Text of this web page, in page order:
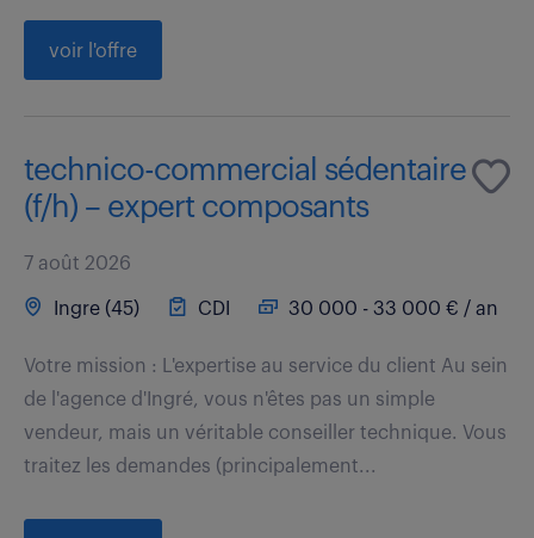
voir l'offre
technico-commercial sédentaire
(f/h) – expert composants
7 août 2026
Ingre (45) CDI 30 000 - 33 000 € / an
Votre mission : L'expertise au service du client Au sein
de l'agence d'Ingré, vous n'êtes pas un simple
vendeur, mais un véritable conseiller technique. Vous
traitez les demandes (principalement...